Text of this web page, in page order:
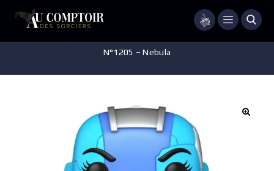
Menu
N°1205 – Nebula